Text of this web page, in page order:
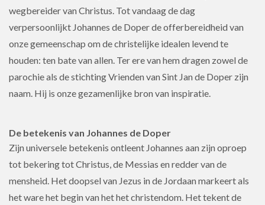
wegbereider van Christus. Tot vandaag de dag
verpersoonlijkt Johannes de Doper de offerbereidheid van
onze gemeenschap om de christelijke idealen levend te
houden: ten bate van allen. Ter ere van hem dragen zowel de
parochie als de stichting Vrienden van Sint Jan de Doper zijn
naam. Hij is onze gezamenlijke bron van inspiratie.
De betekenis van Johannes de Doper
Zijn universele betekenis ontleent Johannes aan zijn oproep
tot bekering tot Christus, de Messias en redder van de
mensheid. Het doopsel van Jezus in de Jordaan markeert als
het ware het begin van het het christendom. Het tekent de